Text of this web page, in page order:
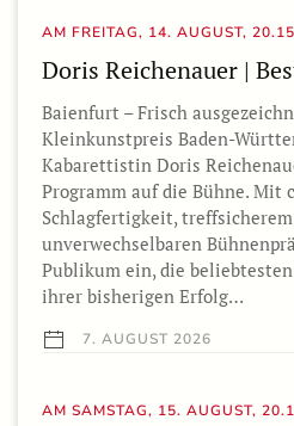
AM FREITAG, 14. AUGUST,
Doris Reichenauer |
Baienfurt – Frisch
Kleinkunstpreis Baden-
Kabarettistin Doris
Programm auf die Bühne. Mit
Schlagfertigkeit,
unverwechselbaren
Publikum ein, die
ihrer bisherigen Erfolg…
7. AUGUST 2026
AM SAMSTAG, 15. AUGUST,